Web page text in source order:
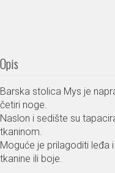
Opis
Barska stolica Mys je
četiri noge.
Naslon i sedište su
tkaninom.
Moguće je prilagoditi leđa
tkanine ili boje.